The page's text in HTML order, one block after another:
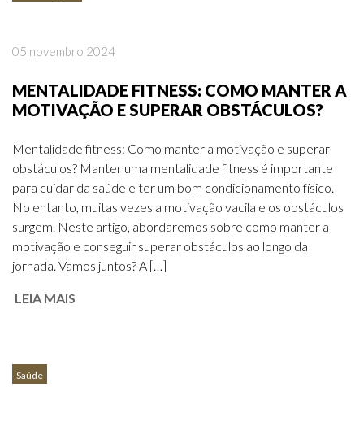
05 novembro 2024
MENTALIDADE FITNESS: COMO MANTER A
MOTIVAÇÃO E SUPERAR OBSTÁCULOS?
Mentalidade fitness: Como manter a motivação e superar
obstáculos? Manter uma mentalidade fitness é importante
para cuidar da saúde e ter um bom condicionamento físico.
No entanto, muitas vezes a motivação vacila e os obstáculos
surgem. Neste artigo, abordaremos sobre como manter a
motivação e conseguir superar obstáculos ao longo da
jornada. Vamos juntos? A […]
LEIA MAIS
Saúde